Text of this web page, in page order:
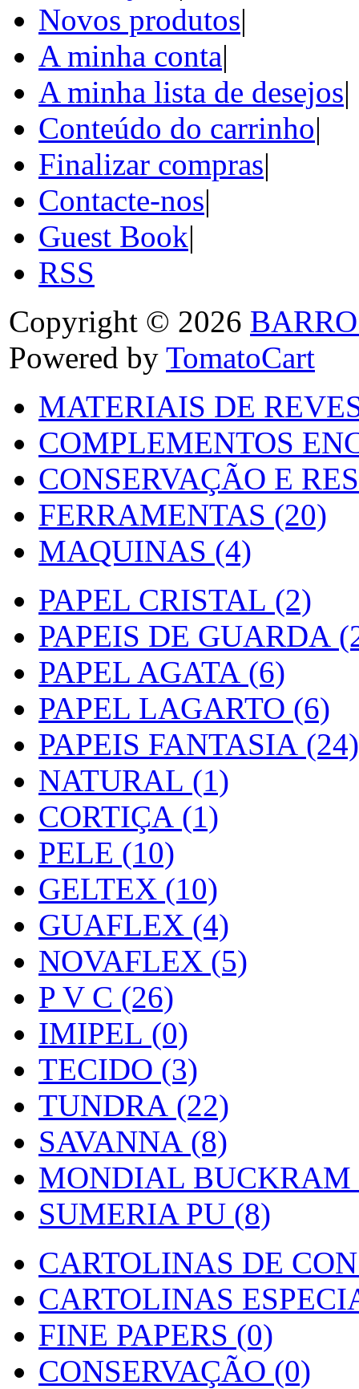
Novos produtos|
A minha conta|
A minha lista de desejos|
Conteúdo do carrinho|
Finalizar compras|
Contacte-nos|
Guest Book|
RSS
Copyright © 2026
Powered by TomatoCart
MATERIAIS DE
COMPLEMENTOS
CONSERVAÇÃO E
FERRAMENTAS (20)
MAQUINAS (4)
PAPEL CRISTAL (2)
PAPEIS DE GUARDA
PAPEL AGATA (6)
PAPEL LAGARTO (6)
PAPEIS FANTASIA (24)
NATURAL (1)
CORTIÇA (1)
PELE (10)
GELTEX (10)
GUAFLEX (4)
NOVAFLEX (5)
P V C (26)
IMIPEL (0)
TECIDO (3)
TUNDRA (22)
SAVANNA (8)
MONDIAL BUCKRAM
SUMERIA PU (8)
CARTOLINAS DE
CARTOLINAS
FINE PAPERS (0)
CONSERVAÇÃO (0)